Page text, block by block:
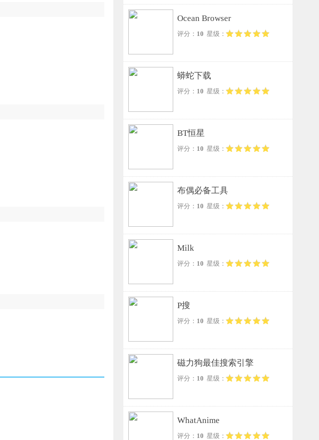
Ocean Browser
评分： 10 星级：
蟒蛇下载
评分： 10 星级：
BT恒星
评分： 10 星级：
布偶必备工具
评分： 10 星级：
Milk
评分： 10 星级：
P搜
评分： 10 星级：
磁力狗最佳搜索引擎
评分： 10 星级：
WhatAnime
评分： 10 星级：